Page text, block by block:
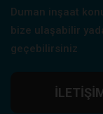
Duman inşaat
bize ulaşabilir
geçebilirsiniz